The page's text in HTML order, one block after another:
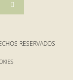
RESERVADOS